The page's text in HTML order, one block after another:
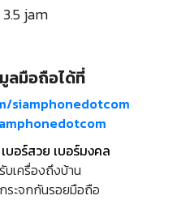
jam
ลมือถือได้ที่
siamphonedotcom
บอร์สวย เบอร์มงคล
รับเครื่องถึงบ้าน
ระจกกันรอยมือถือ